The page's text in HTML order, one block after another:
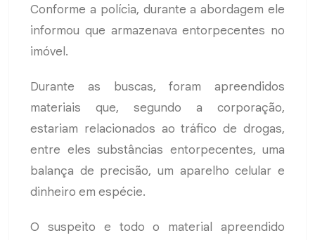
Conforme a polícia, durante a abordagem ele
informou que armazenava entorpecentes no
imóvel.
Durante as buscas, foram apreendidos
materiais que, segundo a corporação,
estariam relacionados ao tráfico de drogas,
entre eles substâncias entorpecentes, uma
balança de precisão, um aparelho celular e
dinheiro em espécie.
O suspeito e todo o material apreendido